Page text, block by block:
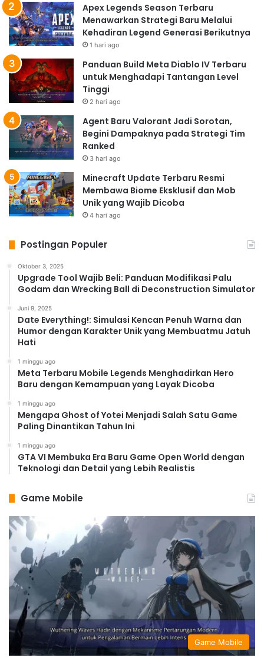
Apex Legends Season Terbaru
Menawarkan Strategi Baru Melalui
Kehadiran Legend Generasi Berikutnya
1 hari ago
Panduan Build Meta Diablo IV Terbaru
untuk Menghadapi Tantangan Level
Tinggi
2 hari ago
Agent Baru Valorant Jadi Sorotan,
Begini Dampaknya pada Strategi Tim
Ranked
3 hari ago
Minecraft Update Terbaru Resmi
Membawa Biome Eksklusif dan Mob
Unik yang Wajib Dicoba
4 hari ago
Postingan Populer
Oktober 3, 2025
Upgrade Tool Wajib Beli: Panduan Modifikasi Palu
Godam dan Wrecking Ball di Deconstruction Simulator
Juni 9, 2025
Date Everything!: Simulasi Kencan Penuh Warna dan
Humor dengan Karakter Unik yang Membuatmu Jatuh
Hati
1 minggu ago
Meta Terbaru Mobile Legends Menghadirkan Hero
Baru dengan Kemampuan yang Layak Dicoba
1 minggu ago
Mengapa Ghost of Yotei Menjadi Salah Satu Game
Paling Dinantikan Tahun Ini
1 minggu ago
GTA VI Membuka Era Baru Game Open World dengan
Teknologi dan Detail yang Lebih Realistis
Game Mobile
Game Mobile